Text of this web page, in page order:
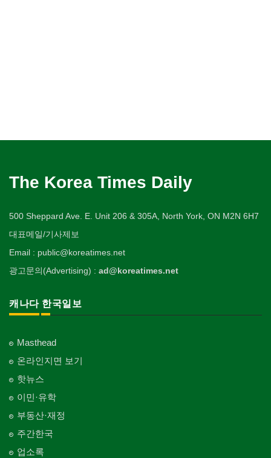
The Korea Times Daily
500 Sheppard Ave. E. Unit 206 & 305A, North York, ON M2N 6H7
대표메일/기사제보
Email : public@koreatimes.net
광고문의(Advertising) : ad@koreatimes.net
캐나다 한국일보
Masthead
온라인지면 보기
핫뉴스
이민·유학
부동산·재정
주간한국
업소록